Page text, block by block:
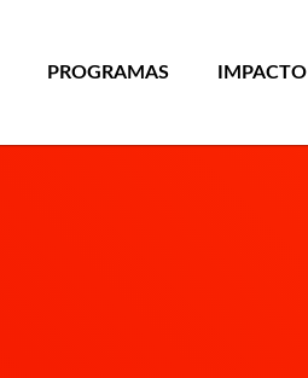
PROGRAMAS IMPACTO